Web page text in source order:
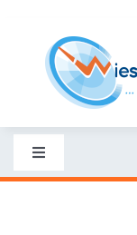
content
Toggle
Navigation